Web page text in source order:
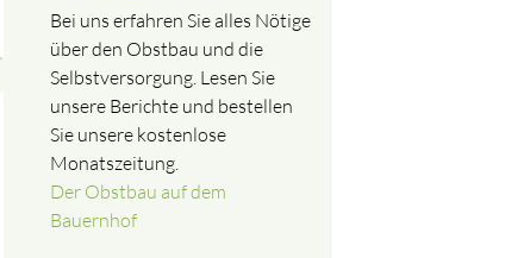
Bei uns erfahren Sie alles Nötige
über den Obstbau und die
Selbstversorgung. Lesen Sie
unsere Berichte und bestellen
Sie unsere kostenlose
Monatszeitung.
Der Obstbau auf dem
Bauernhof